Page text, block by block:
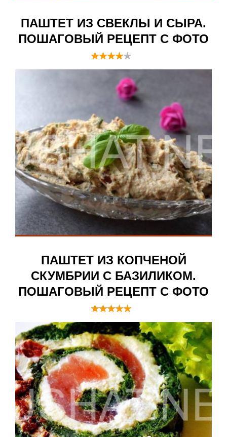
ПАШТЕТ ИЗ СВЕКЛЫ И СЫРА.
ПОШАГОВЫЙ РЕЦЕПТ С ФОТО
ПАШТЕТ ИЗ КОПЧЕНОЙ
СКУМБРИИ С БАЗИЛИКОМ.
ПОШАГОВЫЙ РЕЦЕПТ С ФОТО